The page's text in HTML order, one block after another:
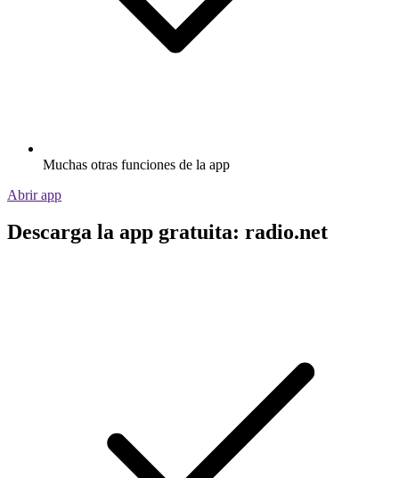
Muchas otras funciones de la app
Abrir app
Descarga la app gratuita: radio.net